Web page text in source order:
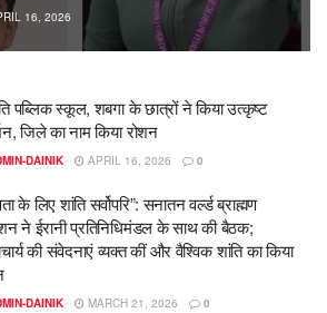
16, 2026
पब्लिक स्कूल, शबगा के छात्रों ने किया उत्कृष्ट
जिले का नाम किया रोशन
DAINIK APRIL 16, 2026 0
के लिए शांति सर्वोपरि”: सनातन वर्ल्ड ब्राह्मण
ने ईरानी प्रतिनिधिमंडल के साथ की बैठक;
की संवेदनाएं व्यक्त कीं और वैश्विक शांति का किया
DAINIK MARCH 21, 2026 0